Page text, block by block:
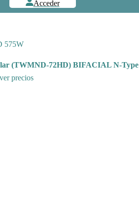
Acceder
(TWMND-72HD) BIFACIAL N-Type
precios